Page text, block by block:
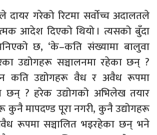
दायर गरेको रिटमा सर्वाेच्च अदालतले
आदेश दिएको थियो । त्यसको बुँदा
छ, ‘के–कति संख्यामा बालुवा
उद्योगहरू सञ्चालनमा रहेका छन् ?
कति उद्योगहरू वैध र अवैध रूपमा
छन् ? हरेक उद्योगको अभिलेख तयार
कुनै मापदण्ड पूरा नगरी, कुनै उद्योगहरू
रूपमा सञ्चालित भइरहेका छन् भने